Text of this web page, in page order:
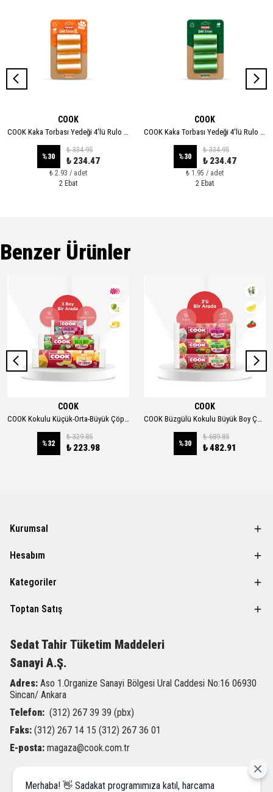
COOK
COOK Kaka Torbası Yedeği 4'lü Rulo - XL
%30
₺ 334.95
₺ 234.47
₺ 2.93 / adet
2 Ebat
COOK
COOK Kaka Torbası Yedeği 4'lü Rulo - STANDART
%30
₺ 334.95
₺ 234.47
₺ 1.95 / adet
2 Ebat
Benzer Ürünler
COOK
COOK Kokulu Küçük-Orta-Büyük Çöp Torbası 3'lü Set
%32
₺ 329.85
₺ 223.98
COOK
COOK Büzgülü Kokulu Büyük Boy Çöp Torbası 3'lü Set 65x70cm 30'lu
%30
₺ 689.85
₺ 482.91
Kurumsal
Hesabım
Kategoriler
Toptan Satış
Sedat Tahir Tüketim Maddeleri
Sanayi A.Ş.
Adres: Aso 1.Organize Sanayi Bölgesi Ural Caddesi No:16 06930
Sincan/ Ankara
Telefon: (312) 267 39 39 (pbx)
Faks: (312) 267 14 15 (312) 267 36 01
E-posta: magaza@cook.com.tr
Merhaba! 👋 Sadakat programımıza katıl, harcama